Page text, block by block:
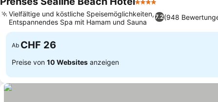
4 Sterne
7.2(948
Vielfältige und köstliche Speisemöglichkeiten,
Entspannendes Spa mit Hamam und Sauna
Ab CHF 26
Preise von 10 Websites anzeigen